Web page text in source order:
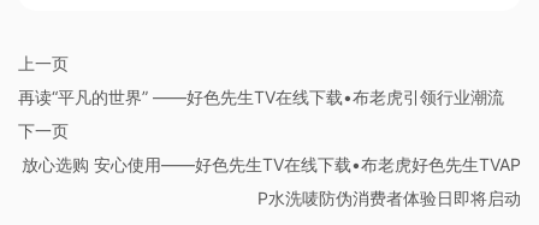
上一页
再读“平凡的世界” ——好色先生TV在线下载•布老虎引领行业潮流
放心选购 安心使用——好色先生TV在线下载•布老虎好色先生TVAP
P水洗唛防伪消费者体验日即将启动
下一页